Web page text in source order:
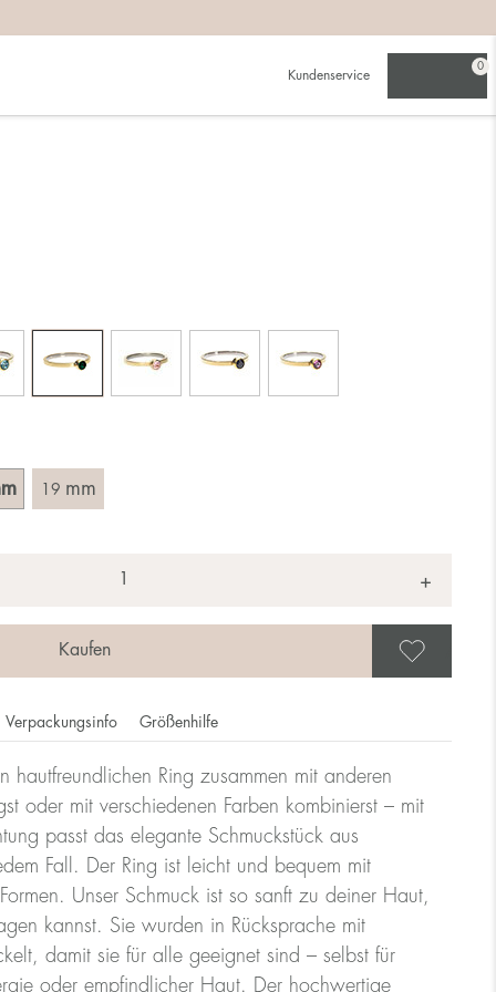
Kundenservice
0
19 mm
+
Verpackungsinfo Größenhilfe
Ring zusammen mit anderen
oder mit verschiedenen Farben kombinierst – mit
passt das elegante Schmuckstück aus
Fall. Der Ring ist leicht und bequem mit
Unser Schmuck ist so sanft zu deiner Haut,
kannst. Sie wurden in Rücksprache mit
damit sie für alle geeignet sind – selbst für
oder empfindlicher Haut. Der hochwertige
als für einen schmalen.
für die größere Größe entscheidest.
schon besitzt. Wähle einen Ring, der für den Finger
dem Durchmesser des Rings, die Größe eines
Größe UK Größe US